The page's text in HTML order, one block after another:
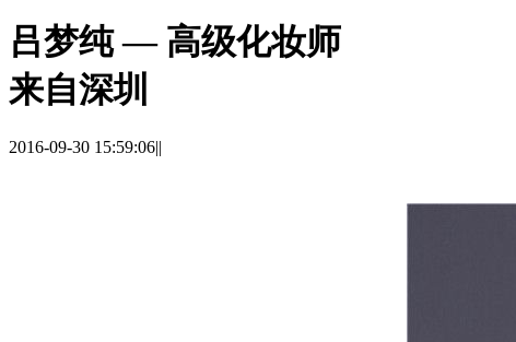
吕梦纯 — 高级化妆师
来自深圳
2016-09-30 15:59:06||